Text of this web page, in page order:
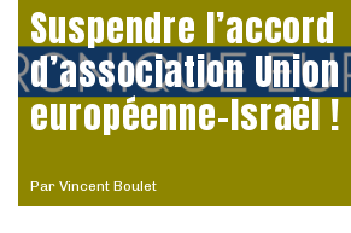
Par Vincent Boulet
Suspendre l’accord
d’association Union
européenne-Israël !